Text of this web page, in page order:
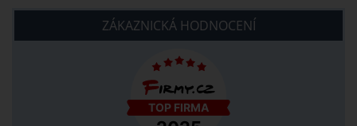
ZÁKAZNICKÁ HODNOCENÍ